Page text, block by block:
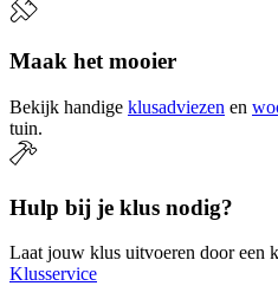
Maak het mooier
Bekijk handige klusadviezen en
tuin.
Hulp bij je klus nodig?
Laat jouw klus uitvoeren door een
Klusservice